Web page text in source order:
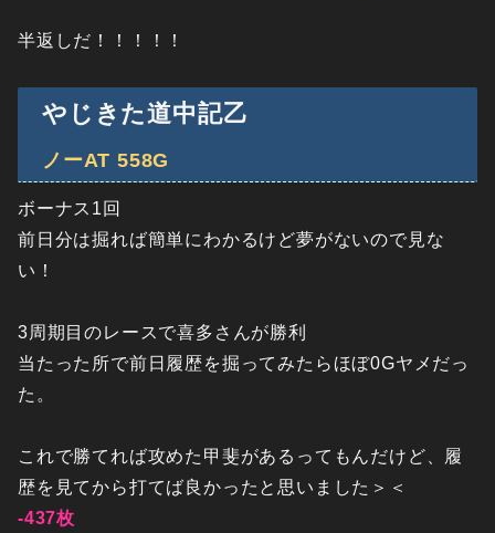
半返しだ！！！！！
やじきた道中記乙
ノーAT 558G
ボーナス1回
前日分は掘れば簡単にわかるけど夢がないので見な
い！
3周期目のレースで喜多さんが勝利
当たった所で前日履歴を掘ってみたらほぼ0Gヤメだっ
た。
これで勝てれば攻めた甲斐があるってもんだけど、履
歴を見てから打てば良かったと思いました＞＜
-437枚